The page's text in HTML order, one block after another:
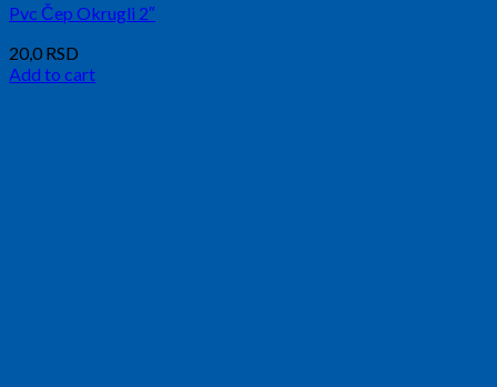
Pvc Čep Okrugli 2″
20,0 RSD
Add to cart